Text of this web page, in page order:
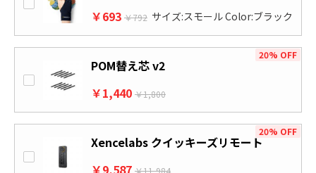
￥693 ￥792 サイズ:スモール Color:ブラック
20% OFF
POM替え芯 v2
￥1,440 ￥1,800
20% OFF
Xencelabs クイッキーズリモート
￥9,587